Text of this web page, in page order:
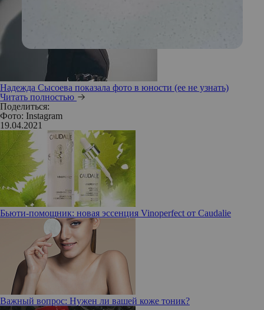
Надежда Сысоева показала фото в юности (ее не узнать)
Читать полностью
Поделиться:
Фото: Instagram
19.04.2021
Бьюти-помощник: новая эссенция Vinoperfect от Caudalie
Важный вопрос: Нужен ли вашей коже тоник?